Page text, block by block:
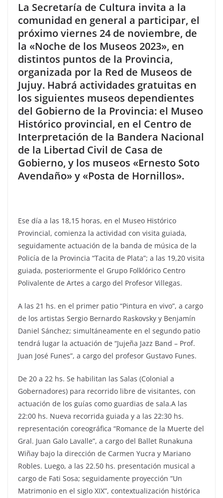
La Secretaría de Cultura invita a la
comunidad en general a participar, el
próximo viernes 24 de noviembre, de
la «Noche de los Museos 2023», en
distintos puntos de la Provincia,
organizada por la Red de Museos de
Jujuy. Habrá actividades gratuitas en
los siguientes museos dependientes
del Gobierno de la Provincia: el Museo
Histórico provincial, en el Centro de
Interpretación de la Bandera Nacional
de la Libertad Civil de Casa de
Gobierno, y los museos «Ernesto Soto
Avendaño» y «Posta de Hornillos».
Ese día a las 18,15 horas, en el Museo Histórico
Provincial, comienza la actividad con visita guiada,
seguidamente actuación de la banda de música de la
Policía de la Provincia “Tacita de Plata”; a las 19,20 visita
guiada, posteriormente el Grupo Folklórico Centro
Polivalente de Artes a cargo del Profesor Villegas.
A las 21 hs. en el primer patio “Pintura en vivo”, a cargo
de los artistas Sergio Bernardo Raskovsky y Benjamín
Daniel Sánchez; simultáneamente en el segundo patio
tendrá lugar la actuación de “Jujeña Jazz Band – Prof.
Juan José Funes”, a cargo del profesor Gustavo Funes.
De 20 a 22 hs. Se habilitan las Salas (Colonial a
Gobernadores) para recorrido libre de visitantes, con
actuación de los guías como guardias de sala.A las
22:00 hs. Nueva recorrida guiada y a las 22:30 hs.
representación coreográfica “Romance de la Muerte del
Gral. Juan Galo Lavalle”, a cargo del Ballet Runakuna
Wiñay bajo la dirección de Carmen Yucra y Mariano
Robles. Luego, a las 22.50 hs. presentación musical a
cargo de Fati Sosa; seguidamente proyección “Un
Matrimonio en el siglo XIX”, contextualización histórica